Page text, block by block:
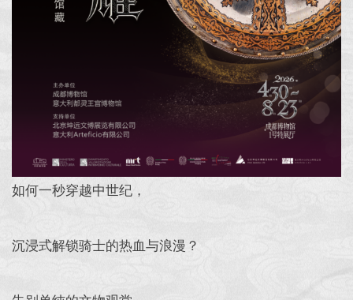
如何一秒穿越中世纪，
沉浸式解锁骑士的热血与浪漫？